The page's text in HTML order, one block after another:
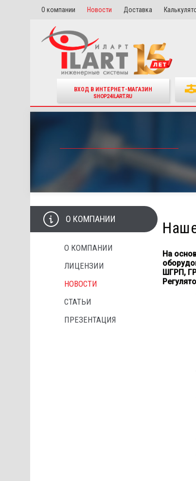
О компании Новости Доставка
ВХОД В ИНТЕРНЕТ-МАГАЗИН
SHOP24ILART.RU
О КОМПАНИИ
О КОМПАНИИ
ЛИЦЕНЗИИ
НОВОСТИ
СТАТЬИ
ПРЕЗЕНТАЦИЯ
На
ШГРП,